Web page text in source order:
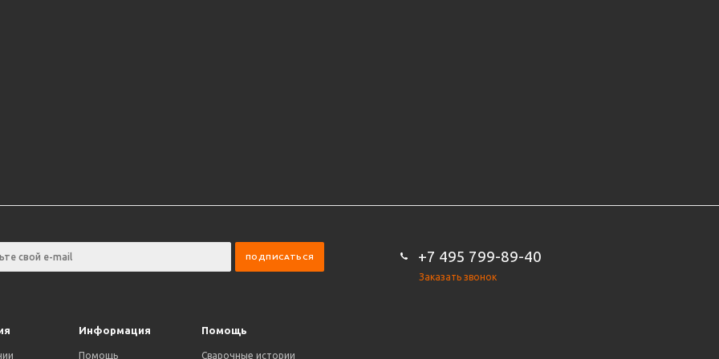
+7 495 799-89-40
Заказать звонок
Информация Помощь
Помощь Сварочные истории